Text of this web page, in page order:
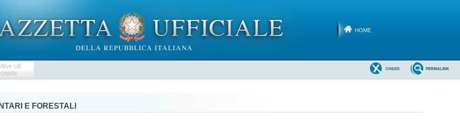
HOME
UE
PERMALINK
CHIUDI
E FORESTALI